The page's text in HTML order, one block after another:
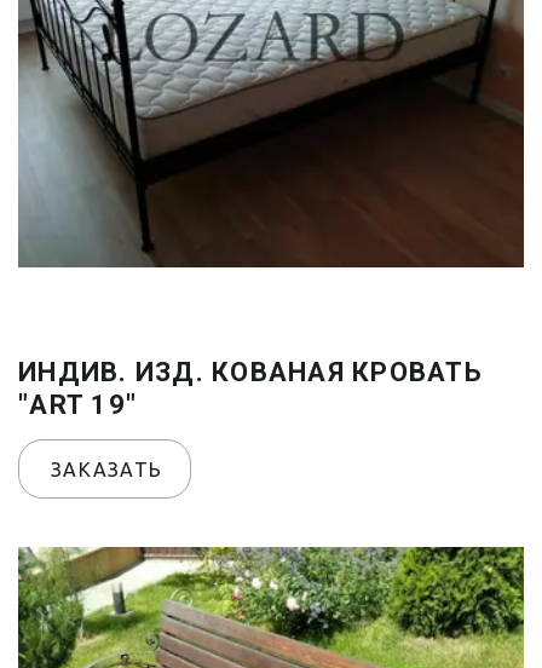
ИНДИВ. ИЗД. КОВАНАЯ КРОВАТЬ
"ART 19"
ЗАКАЗАТЬ